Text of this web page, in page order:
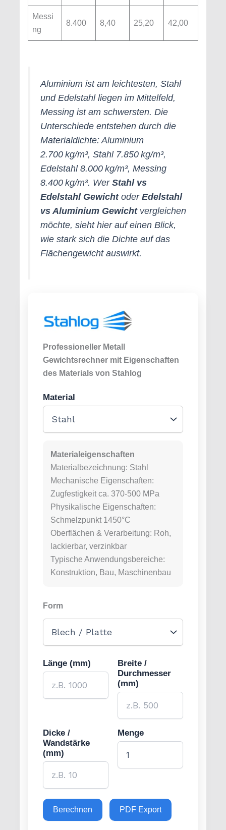
Messi
ng
8.400 8,40 25,20 42,00
Aluminium ist am leichtesten, Stahl
und Edelstahl liegen im Mittelfeld,
Messing ist am schwersten. Die
Unterschiede entstehen durch die
Materialdichte: Aluminium
2.700 kg/m³, Stahl 7.850 kg/m³,
Edelstahl 8.000 kg/m³, Messing
8.400 kg/m³. Wer Stahl vs
Edelstahl Gewichtoder Edelstahl
vs Aluminium Gewichtvergleichen
möchte, sieht hier auf einen Blick,
wie stark sich die Dichte auf das
Flächengewicht auswirkt.
Professioneller Metall
Gewichtsrechner mit Eigenschaften
des Materials von Stahlog
Material
Materialeigenschaften
Materialbezeichnung: Stahl
Mechanische Eigenschaften:
Zugfestigkeit ca. 370-500 MPa
Physikalische Eigenschaften:
Schmelzpunkt 1450°C
Oberflächen & Verarbeitung: Roh,
lackierbar, verzinkbar
Typische Anwendungsbereiche:
Konstruktion, Bau, Maschinenbau
Form
Länge (mm)
Breite /
Durchmesser
(mm)
Dicke /
Wandstärke
(mm)
Menge
Berechnen PDF Export